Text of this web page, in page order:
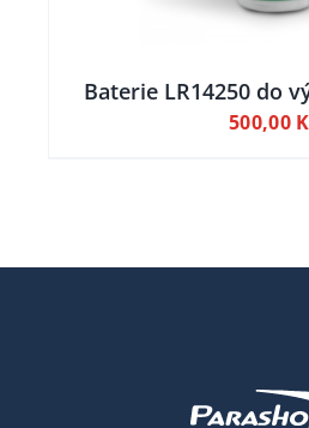
Baterie LR14250 do
500,00